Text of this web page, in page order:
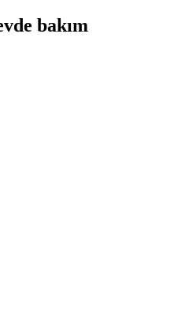
bakım